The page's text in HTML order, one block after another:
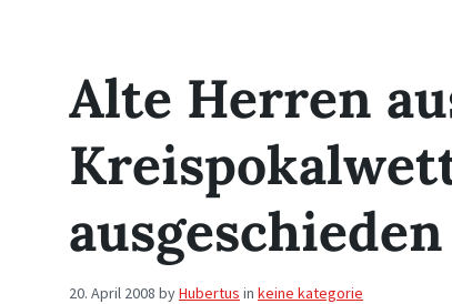
Alte Herren
ausgeschieden
20. April 2008 byHubertus in keine kategorie